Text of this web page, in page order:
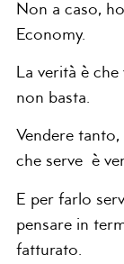
Non a caso,
Economy.
La verità è
non basta.
Vendere
che serve è
E per farlo
pensare in
fatturato.